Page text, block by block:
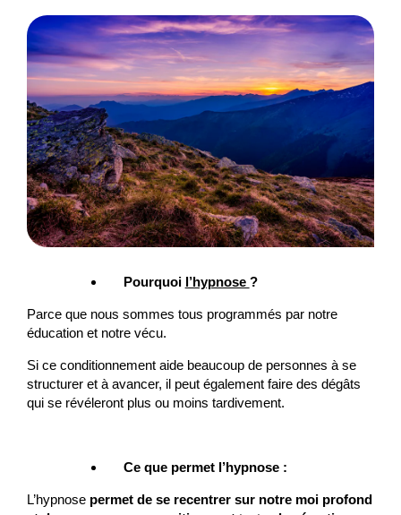
Pourquoi l’hypnose ?
Parce que nous sommes tous programmés par notre
éducation et notre vécu.
Si ce conditionnement aide beaucoup de personnes à se
structurer et à avancer, il peut également faire des dégâts
qui se révéleront plus ou moins tardivement.
Ce que permet l’hypnose :
L’hypnose permet de se recentrer sur notre moi profond